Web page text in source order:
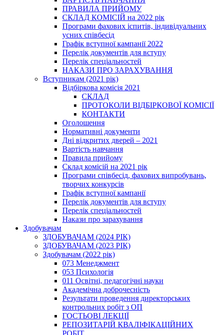
ПРАВИЛА ПРИЙОМУ
СКЛАД КОМІСІЙ на 2022 рік
Програми фахових іспитів, індивідуальних
усних співбесід
Графік вступної кампанії 2022
Перелік документів для вступу
Перелік спеціальностей
НАКАЗИ ПРО ЗАРАХУВАННЯ
Вступникам (2021 рік)
Відбіркова комісія 2021
СКЛАД
ПРОТОКОЛИ ВІДБІРКОВОЇ КОМІСІЇ
КОНТАКТИ
Оголошення
Нормативні документи
Дні відкритих дверей – 2021
Вартість навчання
Правила прийому
Склад комісій на 2021 рік
Програми співбесід, фахових випробувань,
творчих конкурсів
Графік вступної кампанії
Перелік документів для вступу
Перелік спеціальностей
Накази про зарахування
Здобувачам
ЗДОБУВАЧАМ (2024 РІК)
ЗДОБУВАЧАМ (2023 РІК)
Здобувачам (2022 рік)
073 Менеджмент
053 Психологія
011 Освітні, педагогічні науки
Академічна доброчесність
Результати проведення директорських
контрольних робіт з ОП
ГОСТЬОВІ ЛЕКЦІЇ
РЕПОЗИТАРІЙ КВАЛІФІКАЦІЙНИХ
РОБІТ